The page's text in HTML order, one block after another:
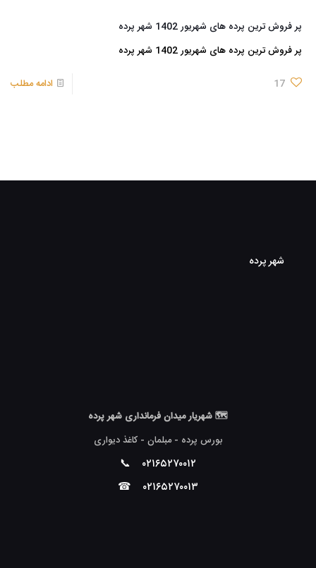
پر فروش ترین پرده های شهریور 1402 شهر پرده
پر فروش ترین پرده های شهریور 1402 شهر پرده
17 ادامه مطلب
شهر پرده
🗺 شهریار میدان فرمانداری شهر پرده
بورس پرده - مبلمان - کاغذ دیواری
۰۲۱۶۵۲۷۰۰۱۲ 📞
۰۲۱۶۵۲۷۰۰۱۳ ☎